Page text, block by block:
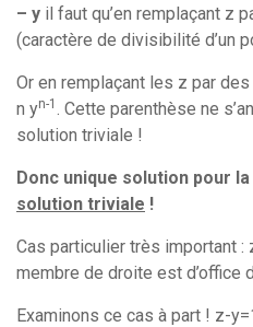
– y il faut qu’en remplaçant z
(caractère de divisibilité d’un
Or en remplaçant les z par
n yn-1 . Cette parenthèse ne
solution triviale !
Donc unique solution pour
solution triviale !
Cas particulier très important :
membre de droite est d’office
Examinons ce cas à part ! z-